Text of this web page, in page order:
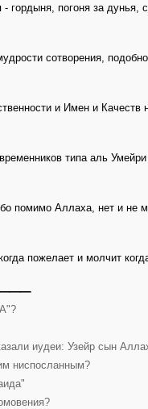
гордыня, погоня за дунья,
сотворения,
и Имен и Качеств
типа аль
помимо Аллаха, нет и не
пожелает и молчит
иудеи: Узейр сын
ниспосланным?